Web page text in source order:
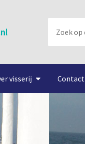
visserij Contact